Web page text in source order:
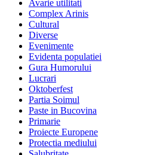
Avarie utilitati
Complex Arinis
Cultural
Diverse
Evenimente
Evidenta populatiei
Gura Humorului
Lucrari
Oktoberfest
Partia Soimul
Paste in Bucovina
Primarie
Proiecte Europene
Protectia mediului